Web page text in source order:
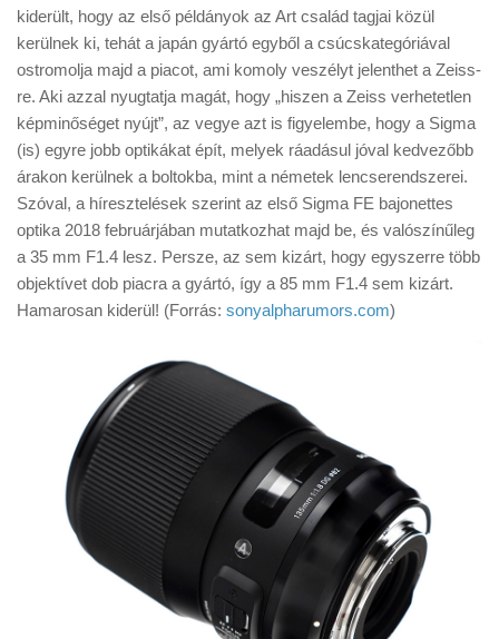
Tanácsok
Érdekességek
Helyszíni Riport
E-BB
kiderült, hogy az első példányok az Art család tagjai közül
kerülnek ki, tehát a japán gyártó egyből a csúcskategóriával
ostromolja majd a piacot, ami komoly veszélyt jelenthet a Zeiss-
re. Aki azzal nyugtatja magát, hogy „hiszen a Zeiss verhetetlen
képminőséget nyújt”, az vegye azt is figyelembe, hogy a Sigma
(is) egyre jobb optikákat épít, melyek ráadásul jóval kedvezőbb
árakon kerülnek a boltokba, mint a németek lencserendszerei.
Szóval, a híresztelések szerint az első Sigma FE bajonettes
optika 2018 februárjában mutatkozhat majd be, és valószínűleg
a 35 mm F1.4 lesz. Persze, az sem kizárt, hogy egyszerre több
objektívet dob piacra a gyártó, így a 85 mm F1.4 sem kizárt.
Hamarosan kiderül! (Forrás: sonyalpharumors.com)